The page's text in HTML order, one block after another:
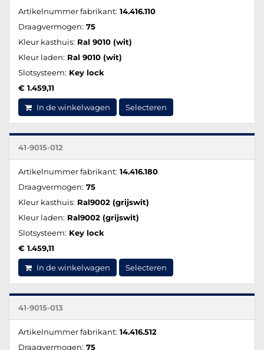
Artikelnummer fabrikant: 14.416.110
Draagvermogen: 75
Kleur kasthuis: Ral 9010 (wit)
Kleur laden: Ral 9010 (wit)
Slotsysteem: Key lock
€ 1.459,11
In de winkelwagen Selecteren
41-9015-012
Artikelnummer fabrikant: 14.416.180
Draagvermogen: 75
Kleur kasthuis: Ral9002 (grijswit)
Kleur laden: Ral9002 (grijswit)
Slotsysteem: Key lock
€ 1.459,11
In de winkelwagen Selecteren
41-9015-013
Artikelnummer fabrikant: 14.416.512
Draagvermogen: 75